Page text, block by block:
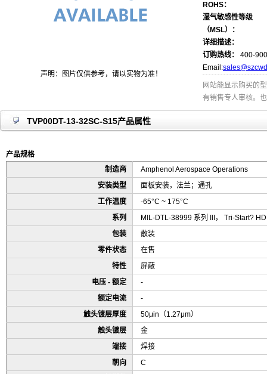
声明：图片仅供参考，请以实物为准！
ROHS：
湿气敏感性等级
（MSL）：
详细描述：
订购热线：
400-
Email:
网站能显示购买的
有销售专人审核。
TVP00DT-13-32SC-S15产品属性
产品规格
制造商
Amphenol Aerospace Operations
安装类型
面板安装，法兰；通孔
工作温度
-65°C ~ 175°C
系列
MIL-DTL-38999 系列 III， Tri-Start? HD
包装
散装
零件状态
在售
特性
屏蔽
电压 - 额定
-
额定电流
-
触头镀层厚度
50μin（1.27μm）
触头镀层
金
端接
焊接
朝向
C